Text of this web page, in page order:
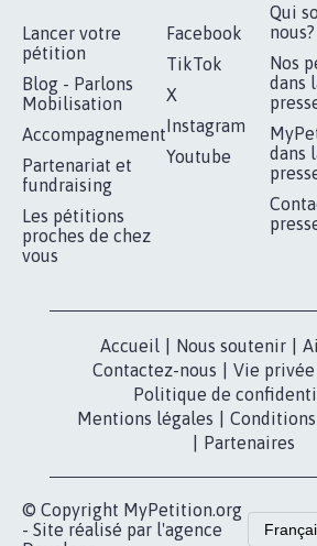
Lancer votre
pétition
Blog - Parlons
Mobilisation
Accompagnement
Partenariat et
fundraising
Les pétitions
proches de chez
vous
Facebook
TikTok
X
Instagram
Youtube
Qui
nous?
Nos
dans
dans
Accueil Nous soutenir
Contactez-nous
Vie privée
Politique de
Mentions légales
Partenaires
© Copyright MyPetition.org
- Site réalisé par l'agence